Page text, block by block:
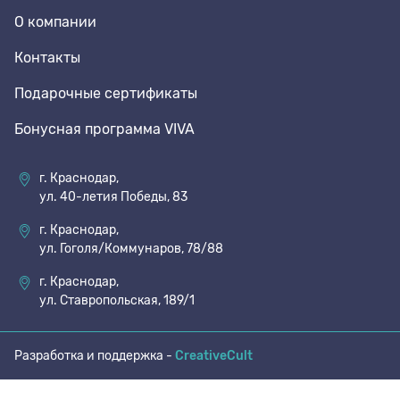
О компании
Контакты
Подарочные сертификаты
Бонусная программа VIVA
г. Краснодар,
ул. 40-летия Победы, 83
г. Краснодар,
ул. Гоголя/Коммунаров, 78/88
г. Краснодар,
ул. Ставропольская, 189/1
Разработка и поддержка - CreativeCult
8 den
Полустельки
Растяжитель и Очиститель
Рожки